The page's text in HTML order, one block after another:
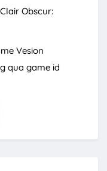
Obscur:
Vesion
qua game id